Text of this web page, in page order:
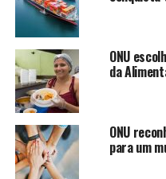
essenciais.
TÓPICOS RELACIONADOS:
NOTÍCIAS
PAÍSES
A SEGUIR
Conheça o menor (e mais
NÃO PERCA
Reparo concluído:
será restabelecido
ONU
da
ONU
para um